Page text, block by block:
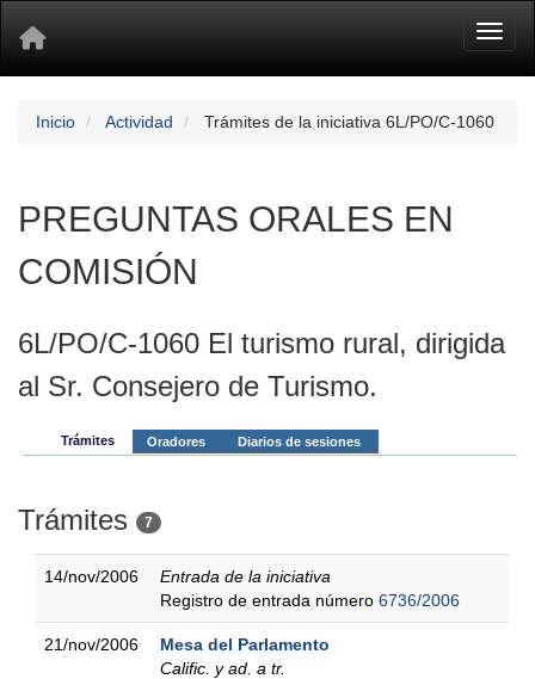
Inicio Actividad Trámites de la iniciativa 6L/PO/C-1060
PREGUNTAS ORALES EN
COMISIÓN
6L/PO/C-1060 El turismo rural, dirigida
al Sr. Consejero de Turismo.
Trámites Oradores Diarios de sesiones
Trámites 7
14/nov/2006
Entrada de la iniciativa
Registro de entrada número 6736/2006
21/nov/2006
Mesa del Parlamento
Calific. y ad. a tr.